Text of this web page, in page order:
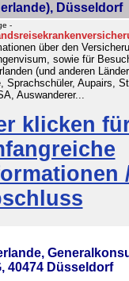
Düsseldorf
-
über den
sowie für
(und anderen
Sprachschüler, Aupairs,
Auswanderer...
klicken
40474 Düsseldorf